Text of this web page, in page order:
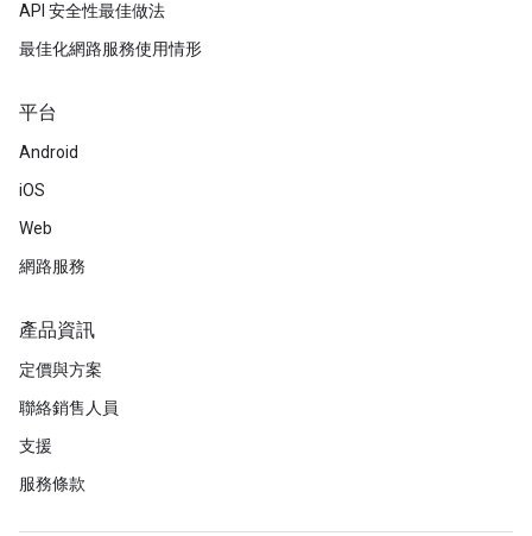
API 安全性最佳做法
最佳化網路服務使用情形
平台
Android
iOS
Web
網路服務
產品資訊
定價與方案
聯絡銷售人員
支援
服務條款